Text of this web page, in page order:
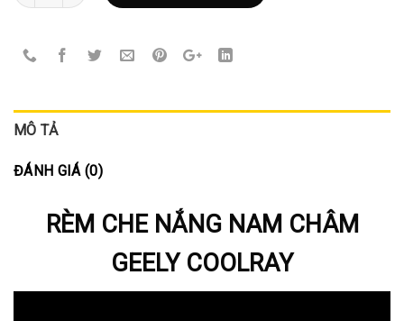
MÔ TẢ
ĐÁNH GIÁ (0)
RÈM CHE NẮNG NAM CHÂM
GEELY COOLRAY